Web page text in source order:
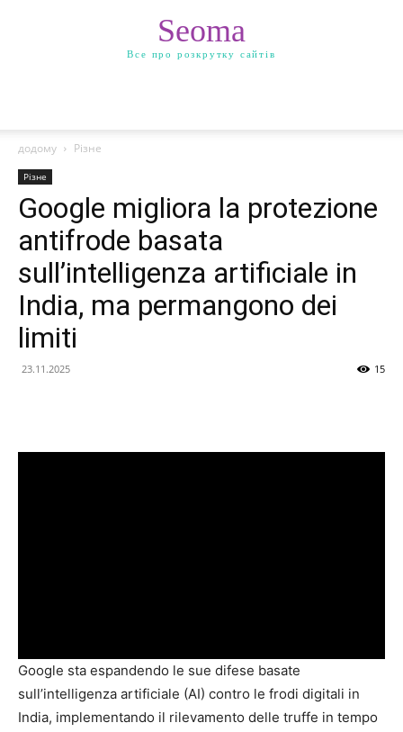
Seoma
Все про розкрутку сайтів
додому Різне
Різне
Google migliora la protezione
antifrode basata
sull’intelligenza artificiale in
India, ma permangono dei
limiti
23.11.2025 15
Google sta espandendo le sue difese basate
sull’intelligenza artificiale (AI) contro le frodi digitali in
India, implementando il rilevamento delle truffe in tempo